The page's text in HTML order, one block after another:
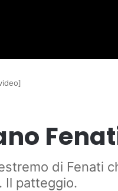
di Fenati
Il patteggio.